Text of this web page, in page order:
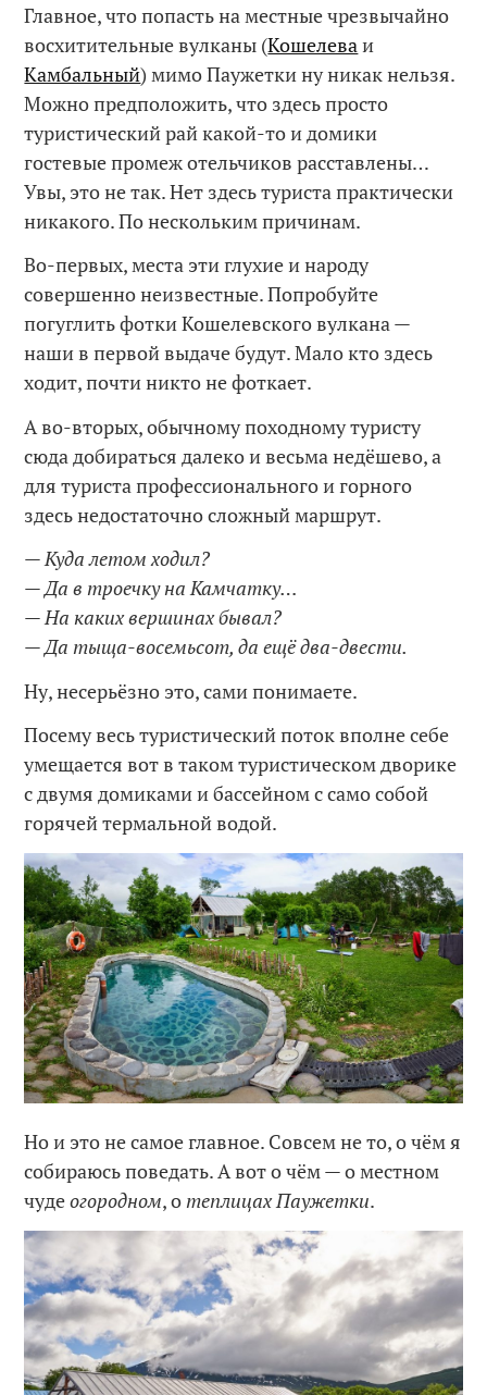
Главное, что попасть на местные чрезвычайно
восхитительные вулканы (Кошелеваи
Камбальный) мимо Паужетки ну никак нельзя.
Можно предположить, что здесь просто
туристический рай какой-то и домики
гостевые промеж отельчиков расставлены…
Увы, это не так. Нет здесь туриста практически
никакого. По нескольким причинам.
Во-первых, места эти глухие и народу
совершенно неизвестные. Попробуйте
погуглить фотки Кошелевского вулкана —
наши в первой выдаче будут. Мало кто здесь
ходит, почти никто не фоткает.
А во-вторых, обычному походному туристу
сюда добираться далеко и весьма недёшево, а
для туриста профессионального и горного
здесь недостаточно сложный маршрут.
— Куда летом ходил?
— Да в троечку на Камчатку…
— На каких вершинах бывал?
— Да тыща-восемьсот, да ещё два-двести.
Ну, несерьёзно это, сами понимаете.
Посему весь туристический поток вполне себе
умещается вот в таком туристическом дворике
с двумя домиками и бассейном с само собой
горячей термальной водой.
Но и это не самое главное. Совсем не то, о чём я
собираюсь поведать. А вот о чём — о местном
чудеогородном, отеплицах Паужетки.